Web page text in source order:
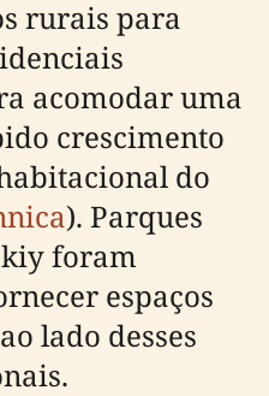
rurais para
acomodar uma
crescimento
do
). Parques
foram
espaços
lado desses